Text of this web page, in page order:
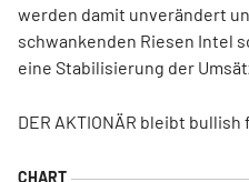
werden damit unverändert
schwankenden Riesen Intel
eine Stabilisierung der
DER AKTIONÄR bleibt bullish